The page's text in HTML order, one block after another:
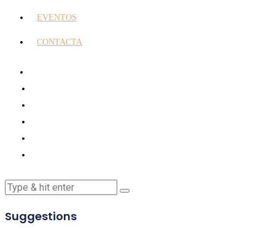
EVENTOS
CONTACTA
Suggestions